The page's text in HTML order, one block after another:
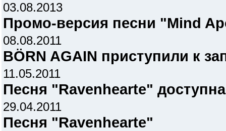
03.08.2013
Промо-версия песни "Mind
08.08.2011
BÖRN AGAIN приступили к
11.05.2011
Песня "Ravenhearte"
29.04.2011
Песня "Ravenhearte"